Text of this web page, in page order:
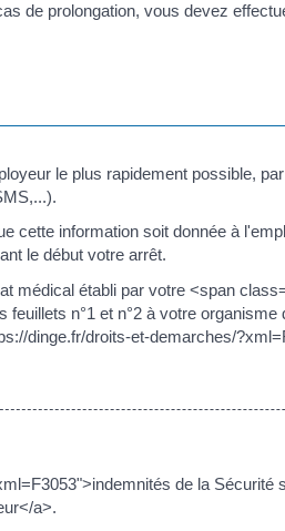
de prolongation, vous devez
le plus rapidement possible,
cette information soit donnée à
le début votre arrêt.
médical établi par votre <span
n°1 et n°2 à votre
dinge.fr/droits-et-demarches/
de la Sécurité
a>.